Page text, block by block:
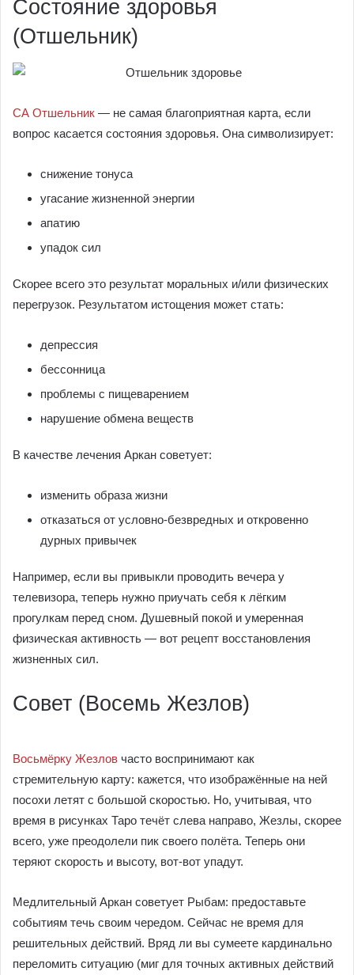
Состояние здоровья
(Отшельник)
СА Отшельник — не самая благоприятная карта, если
вопрос касается состояния здоровья. Она символизирует:
снижение тонуса
угасание жизненной энергии
апатию
упадок сил
Скорее всего это результат моральных и/или физических
перегрузок. Результатом истощения может стать:
депрессия
бессонница
проблемы с пищеварением
нарушение обмена веществ
В качестве лечения Аркан советует:
изменить образа жизни
отказаться от условно-безвредных и откровенно
дурных привычек
Например, если вы привыкли проводить вечера у
телевизора, теперь нужно приучать себя к лёгким
прогулкам перед сном. Душевный покой и умеренная
физическая активность — вот рецепт восстановления
жизненных сил.
Совет (Восемь Жезлов)
Восьмёрку Жезлов часто воспринимают как
стремительную карту: кажется, что изображённые на ней
посохи летят с большой скоростью. Но, учитывая, что
время в рисунках Таро течёт слева направо, Жезлы, скорее
всего, уже преодолели пик своего полёта. Теперь они
теряют скорость и высоту, вот-вот упадут.
Медлительный Аркан советует Рыбам: предоставьте
событиям течь своим чередом. Сейчас не время для
решительных действий. Вряд ли вы сумеете кардинально
переломить ситуацию (миг для точных активных действий